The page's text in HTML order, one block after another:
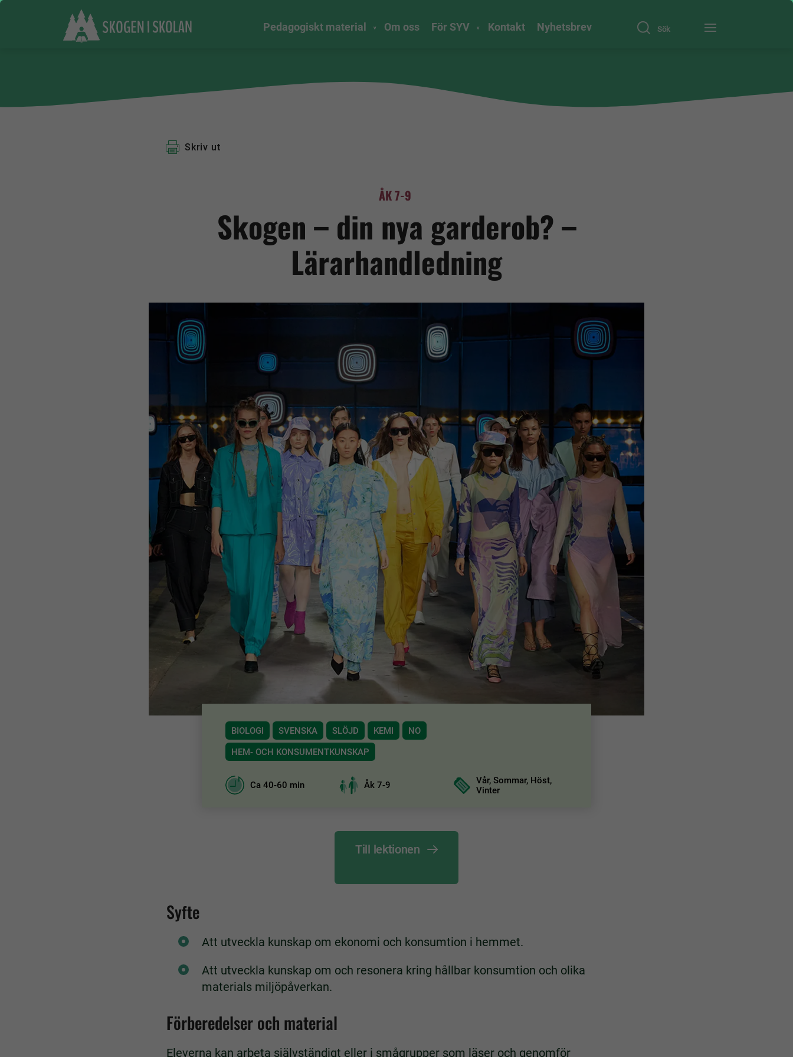
Sök
Pedagogiskt material Om oss För SYV Kontakt Nyhetsbrev
Skriv ut
ÅK 7-9
Skogen – din nya garderob? –
Lärarhandledning
BIOLOGI SVENSKA SLÖJD KEMI
NO
HEM- OCH KONSUMENTKUNSKAP
Ca 40-60 min Åk 7-9
Vår, Sommar, Höst,
Vinter
Till lektionen
Syfte
Att utveckla kunskap om ekonomi och konsumtion i hemmet.
Att utveckla kunskap om och resonera kring hållbar konsumtion och olika
materials miljöpåverkan.
Förberedelser och material
Eleverna kan arbeta självständigt eller i smågrupper som läser och genomför